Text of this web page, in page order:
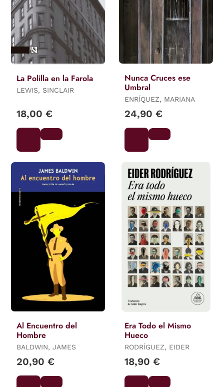
La Polilla en la Farola
LEWIS, SINCLAIR
18,00 €
Nunca Cruces ese
Umbral
ENRÍQUEZ, MARIANA
24,90 €
Al Encuentro del
Hombre
BALDWIN, JAMES
20,90 €
Era Todo el Mismo
Hueco
RODRÍGUEZ, EIDER
18,90 €